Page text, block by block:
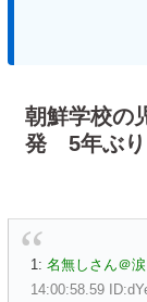
朝鮮学校の
発 5年ぶ
1: 名無しさん＠
14:00:58.59